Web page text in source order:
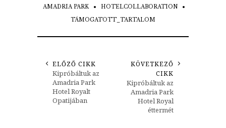
AMADRIA PARK
HOTELCOLLABORATION
TÁMOGATOTT_TARTALOM
ELŐZŐ CIKK
Kipróbáltuk az
Amadria Park
Hotel Royalt
Opatijában
KÖVETKEZŐ
CIKK
Kipróbáltuk az
Amadria Park
Hotel Royal
éttermét